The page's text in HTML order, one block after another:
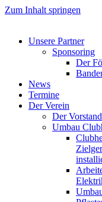
Zum Inhalt springen
Unsere Partner
Sponsoring
Der
News
Termine
Der Verein
Der Vorstand
Umbau